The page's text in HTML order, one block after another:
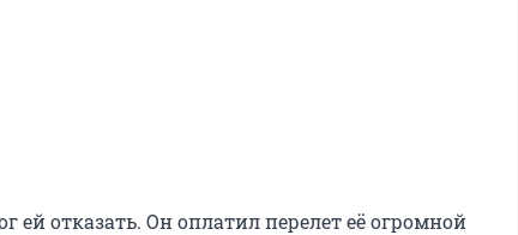
ей отказать. Он оплатил перелет её огромной